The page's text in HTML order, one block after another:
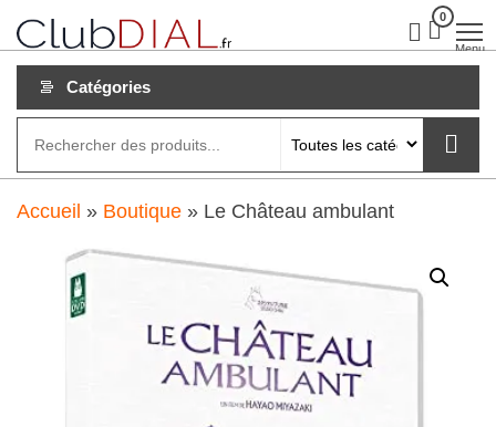
Aller
au
contenu
clubdial.fr
0
Menu
Catégories
Accueil » Boutique » Le Château ambulant